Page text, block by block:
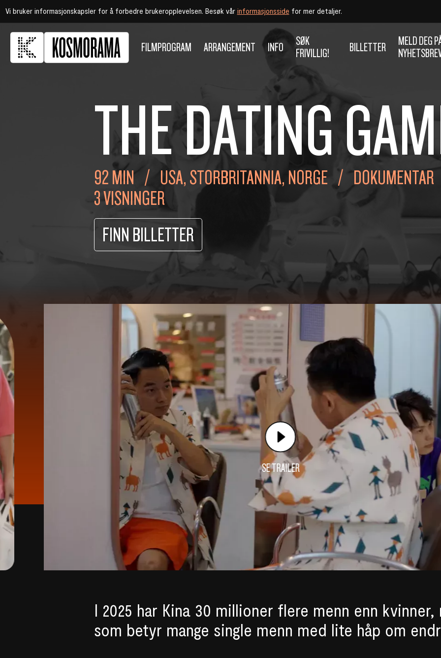
Vi bruker informasjonskapsler for å forbedre brukeropplevelsen. Besøk vår informasjonsside for mer detaljer.
FILMPROGRAM ARRANGEMENT INFO
SØK
FRIVILLIG!
BILLETTER
MELD DEG
THE DATING
92 MIN USA, STORBRITANNIA, NORGE DOKUMENTAR
3 VISNINGER
FINN BILLETTER
SE TRAILER
I 2025 har Kina 30 millioner flere menn enn kvinner,
som betyr mange single menn med lite håp om